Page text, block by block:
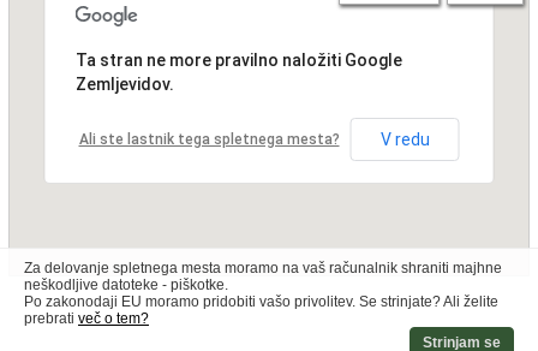
Ta stran ne more pravilno naložiti Google
Zemljevidov.
Ali ste lastnik tega spletnega mesta? V redu
Za delovanje spletnega mesta moramo na vaš računalnik shraniti majhne
neškodljive datoteke - piškotke.
Po zakonodaji EU moramo pridobiti vašo privolitev. Se strinjate? Ali želite
prebrati več o tem?
Strinjam se